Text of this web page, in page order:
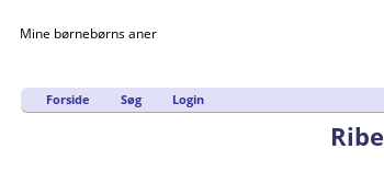
Mine børnebørns aner
Forside Søg Login
Ribe